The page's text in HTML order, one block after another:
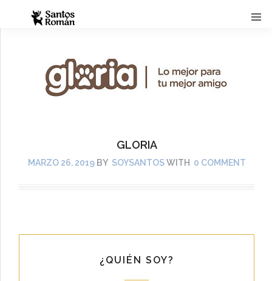
GLORIA
MARZO 26, 2019 BY SOYSANTOS WITH 0 COMMENT
¿QUIÉN SOY?